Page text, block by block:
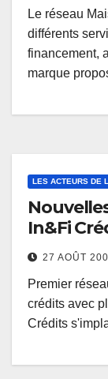
Le réseau
différents
financement,
marque
LES ACTEURS DE
In&Fi
27 AOÛT
Premier
crédits avec
Crédits